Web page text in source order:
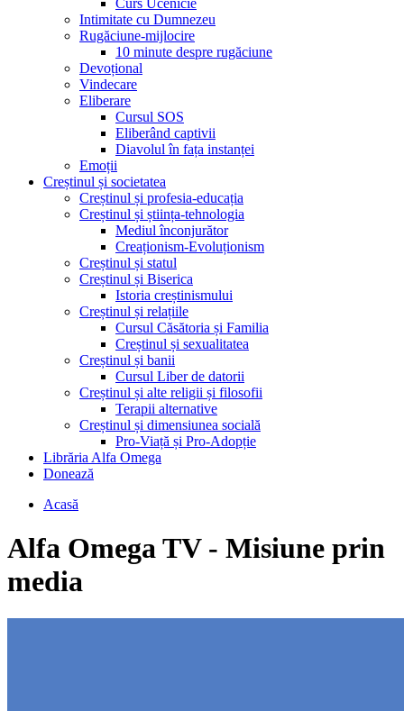
Curs Ucenicie
Intimitate cu Dumnezeu
Rugăciune-mijlocire
10 minute despre rugăciune
Devoțional
Vindecare
Eliberare
Cursul SOS
Eliberând captivii
Diavolul în fața instanței
Emoții
Creștinul și societatea
Creștinul și profesia-educația
Creștinul și știința-tehnologia
Mediul înconjurător
Creaționism-Evoluționism
Creștinul și statul
Creștinul și Biserica
Istoria creștinismului
Creștinul și relațiile
Cursul Căsătoria și Familia
Creștinul și sexualitatea
Creștinul și banii
Cursul Liber de datorii
Creștinul și alte religii și filosofii
Terapii alternative
Creștinul și dimensiunea socială
Pro-Viață și Pro-Adopție
Librăria Alfa Omega
Donează
Acasă
Alfa Omega TV - Misiune prin
media